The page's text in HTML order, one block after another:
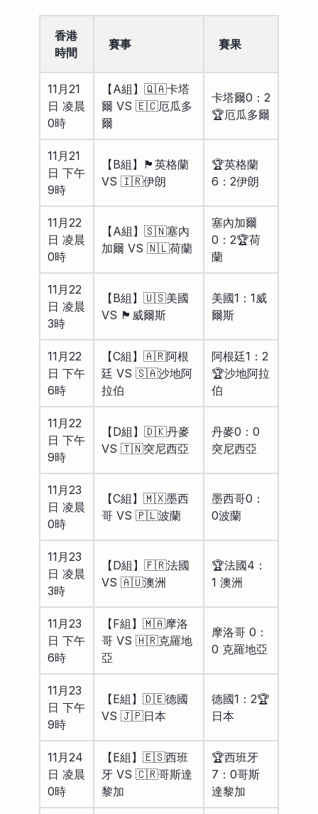
香港
時間
賽事 賽果
11月21
日 凌晨
0時
【A組】🇶🇦卡塔
爾 VS 🇪🇨厄瓜多
爾
卡塔爾0：2
🏆厄瓜多爾
11月21
日 下午
9時
【B組】🏴󠁧󠁢󠁥󠁮󠁧󠁿英格蘭
VS 🇮🇷伊朗
🏆英格蘭
6：2伊朗
11月22
日 凌晨
0時
【A組】🇸🇳塞內
加爾 VS 🇳🇱荷蘭
塞內加爾
0：2🏆荷
蘭
11月22
日 凌晨
3時
【B組】🇺🇸美國
VS 🏴󠁧󠁢󠁷󠁬󠁳󠁿威爾斯
美國1：1威
爾斯
11月22
日 下午
6時
【C組】🇦🇷阿根
廷 VS 🇸🇦沙地阿
拉伯
阿根廷1：2
🏆沙地阿拉
伯
11月22
日 下午
9時
【D組】🇩🇰丹麥
VS 🇹🇳突尼西亞
丹麥0：0
突尼西亞
11月23
日 凌晨
0時
【C組】🇲🇽墨西
哥 VS 🇵🇱波蘭
墨西哥0：
0波蘭
11月23
日 凌晨
3時
【D組】🇫🇷法國
VS 🇦🇺澳洲
🏆法國4：
1 澳洲
11月23
日 下午
6時
【F組】🇲🇦摩洛
哥 VS 🇭🇷克羅地
亞
摩洛哥 0：
0 克羅地亞
11月23
日 下午
9時
【E組】🇩🇪德國
VS 🇯🇵日本
德國1：2🏆
日本
11月24
日 凌晨
0時
【E組】🇪🇸西班
牙 VS 🇨🇷哥斯達
黎加
🏆西班牙
7：0哥斯
達黎加